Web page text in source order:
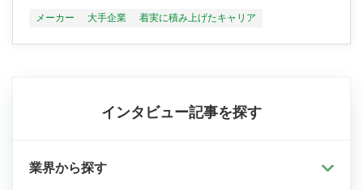
メーカー 大手企業 着実に積み上げたキャリア
インタビュー記事を探す
業界から探す